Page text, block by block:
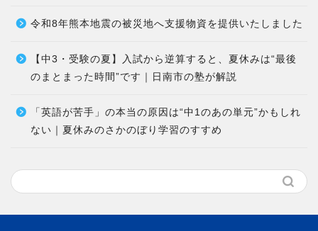
令和8年熊本地震の被災地へ支援物資を提供いたしました
【中3・受験の夏】入試から逆算すると、夏休みは“最後
のまとまった時間”です｜日南市の塾が解説
「英語が苦手」の本当の原因は“中1のあの単元”かもしれ
ない｜夏休みのさかのぼり学習のすすめ